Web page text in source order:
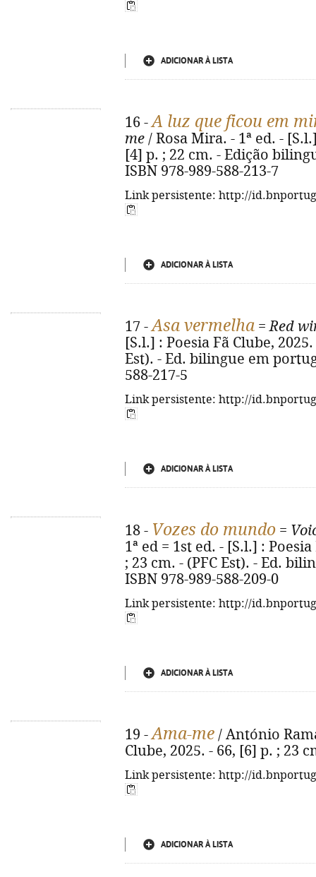
ADICIONAR À LISTA
16 -A luz que ficou em
me / Rosa Mira. - 1ª ed. -
[4] p. ; 22 cm. - Edição
ISBN 978-989-588-213-7
Link persistente: http://
ADICIONAR À LISTA
17 -Asa vermelha =Red
[S.l.] : Poesia Fã Clube,
Est). - Ed. bilingue em
588-217-5
Link persistente: http://
ADICIONAR À LISTA
18 - Vozes do mundo =
1ª ed = 1st ed. - [S.l.] :
; 23 cm. - (PFC Est). - Ed.
ISBN 978-989-588-209-0
Link persistente: http://
ADICIONAR À LISTA
19 -Ama-me / António
Clube, 2025. - 66, [6] p. ; 23
Link persistente: http://
ADICIONAR À LISTA